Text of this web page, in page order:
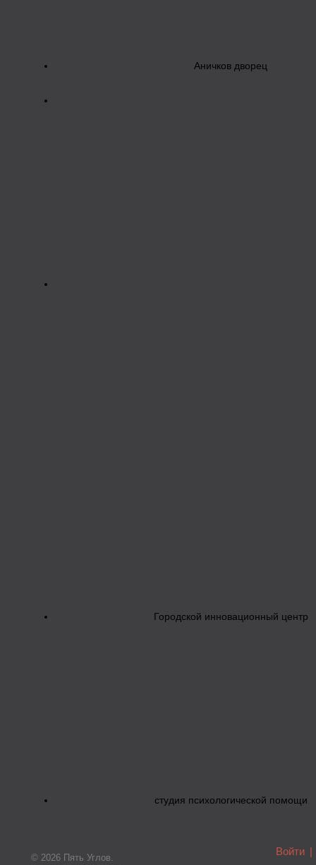
Аничков дворец
Городской инновационный центр
студия психологической помощи
© 2026 Пять Углов.
Войти